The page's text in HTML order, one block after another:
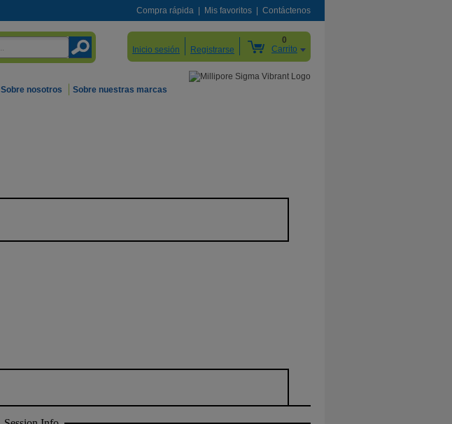
Compra rápida Mis favoritos Contáctenos
Inicio sesión Registrarse
0
Carrito
Sobre nosotros Sobre nuestras marcas